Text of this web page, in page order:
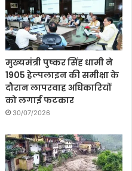
मुख्यमंत्री पुष्कर सिंह धामी ने
1905 हेल्पलाइन की समीक्षा के
दौरान लापरवाह अधिकारियों
को लगाई फटकार
30/07/2026